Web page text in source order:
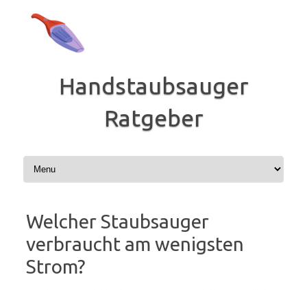
Inhalt
springen
Handstaubsauger
Ratgeber
Welcher Staubsauger
verbraucht am wenigsten
Strom?